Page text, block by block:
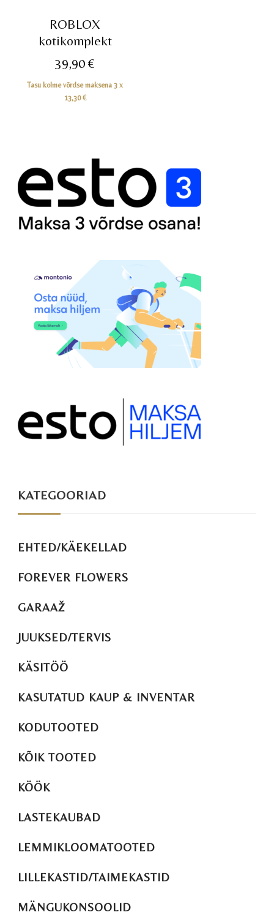
ROBLOX
kotikomplekt
39,90€
Tasu kolme võrdse maksena 3 x
13,30€
KATEGOORIAD
EHTED/KÄEKELLAD
FOREVER FLOWERS
GARAAŽ
JUUKSED/TERVIS
KÄSITÖÖ
KASUTATUD KAUP & INVENTAR
KODUTOOTED
KÕIK TOOTED
KÖÖK
LASTEKAUBAD
LEMMIKLOOMATOOTED
LILLEKASTID/TAIMEKASTID
MÄNGUKONSOOLID